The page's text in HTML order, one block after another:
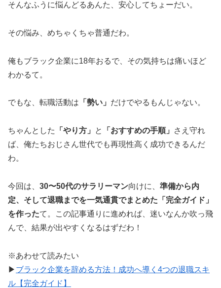
そんなふうに悩んどるあんた、安心してちょーだい。
その悩み、めちゃくちゃ普通だわ。
俺もブラック企業に18年おるで、その気持ちは痛いほど
わかるて。
でもな、転職活動は 「勢い」 だけでやるもんじゃない。
ちゃんとした 「やり方」 と 「おすすめの手順」
さえ守れ
ば、俺たちおじさん世代でも再現性高く成功できるんだ
わ。
今回は、 30〜50代のサラリーマン向けに、 準備から内
定、そして退職までを一気通貫でまとめた「完全ガイド」
を作ったて。この記事通りに進めれば、迷いなんか吹っ飛
んで、結果が出やすくなるはずだわ！
※あわせて読みたい
▶ ブラック企業を辞める方法！成功へ導く4つの退職スキ
ル【完全ガイド】